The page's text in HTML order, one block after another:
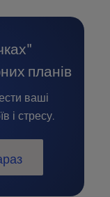
планів
ваші
і стресу.